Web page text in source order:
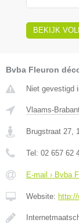
BEKIJK
Bvba Fleuron
Niet gevestigd
Vlaams-
Brugstraat 27,
Tel: 02 657 62
E-mail › Bvba
Website: